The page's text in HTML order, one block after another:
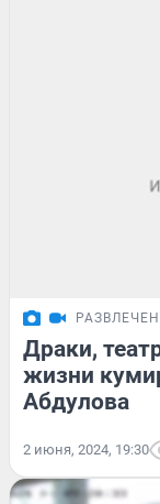
Драки,
жизни
Абдулова
2 июня, 2024, 19:30